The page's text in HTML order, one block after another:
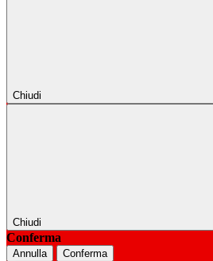
Chiudi
Chiudi
Conferma
Annulla Conferma